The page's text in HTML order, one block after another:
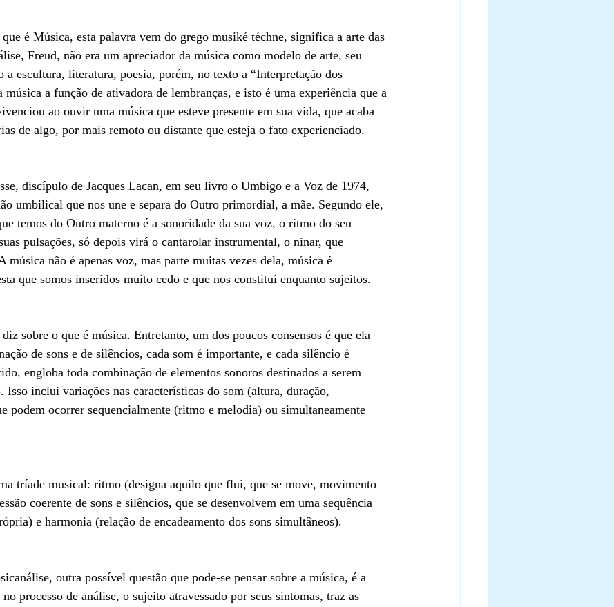
é Música, esta palavra vem do grego musiké téchne, significa a arte das
Freud, não era um apreciador da música como modelo de arte, seu
a escultura, literatura, poesia, porém, no texto a “Interpretação dos
música a função de ativadora de lembranças, e isto é uma experiência que a
ao ouvir uma música que esteve presente em sua vida, que acaba
de algo, por mais remoto ou distante que esteja o fato experienciado.
discípulo de Jacques Lacan, em seu livro o Umbigo e a Voz de 1974,
umbilical que nos une e separa do Outro primordial, a mãe. Segundo ele,
temos do Outro materno é a sonoridade da sua voz, o ritmo do seu
pulsações, só depois virá o cantarolar instrumental, o ninar, que
música não é apenas voz, mas parte muitas vezes dela, música é
que somos inseridos muito cedo e que nos constitui enquanto sujeitos.
sobre o que é música. Entretanto, um dos poucos consensos é que ela
de sons e de silêncios, cada som é importante, e cada silêncio é
engloba toda combinação de elementos sonoros destinados a serem
Isso inclui variações nas características do som (altura, duração,
podem ocorrer sequencialmente (ritmo e melodia) ou simultaneamente
tríade musical: ritmo (designa aquilo que flui, que se move, movimento
coerente de sons e silêncios, que se desenvolvem em uma sequência
e harmonia (relação de encadeamento dos sons simultâneos).
outra possível questão que pode-se pensar sobre a música, é a
processo de análise, o sujeito atravessado por seus sintomas, traz as